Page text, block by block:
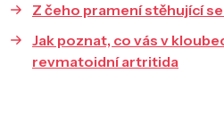
Z čeho pramení stěhující
Jak poznat, co vás v
revmatoidní artritida